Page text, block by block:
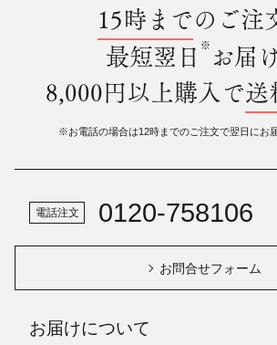
15時までのご注
最短翌日 ※ お届け
8,000円以上購入で送
※お電話の場合は12時までのご注文で翌日にお
電話注文 0120-758106
お問合せフォーム
お届けについて